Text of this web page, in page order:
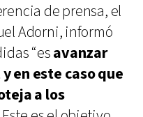
de prensa, el
Adorni, informó
“esavanzar
en este caso que
a los